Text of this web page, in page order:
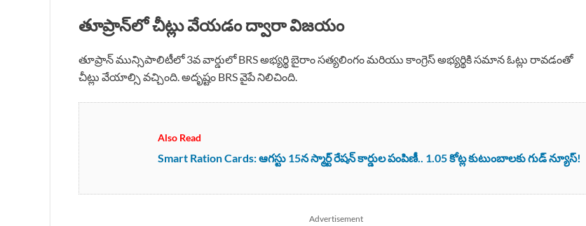
తూప్రాన్‌లో చీట్లు వేయడం ద్వారా విజయం
తూప్రాన్ మున్సిపాలిటీలో 3వ వార్డులో BRS అభ్యర్థి బైరాం సత్యలింగం మరియు కాంగ్రెస్ అభ్యర్థికి సమాన ఓట్లు రావడంతో
చీట్లు వేయాల్సి వచ్చింది. అదృష్టం BRS వైపే నిలిచింది.
Also Read
Smart Ration Cards: ఆగస్టు 15న స్మార్ట్ రేషన్ కార్డుల పంపిణీ.. 1.05 కోట్ల కుటుంబాలకు గుడ్ న్యూస్!
Advertisement